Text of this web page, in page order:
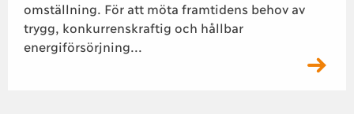
omställning. För att möta framtidens behov av
trygg, konkurrenskraftig och hållbar
energiförsörjning...